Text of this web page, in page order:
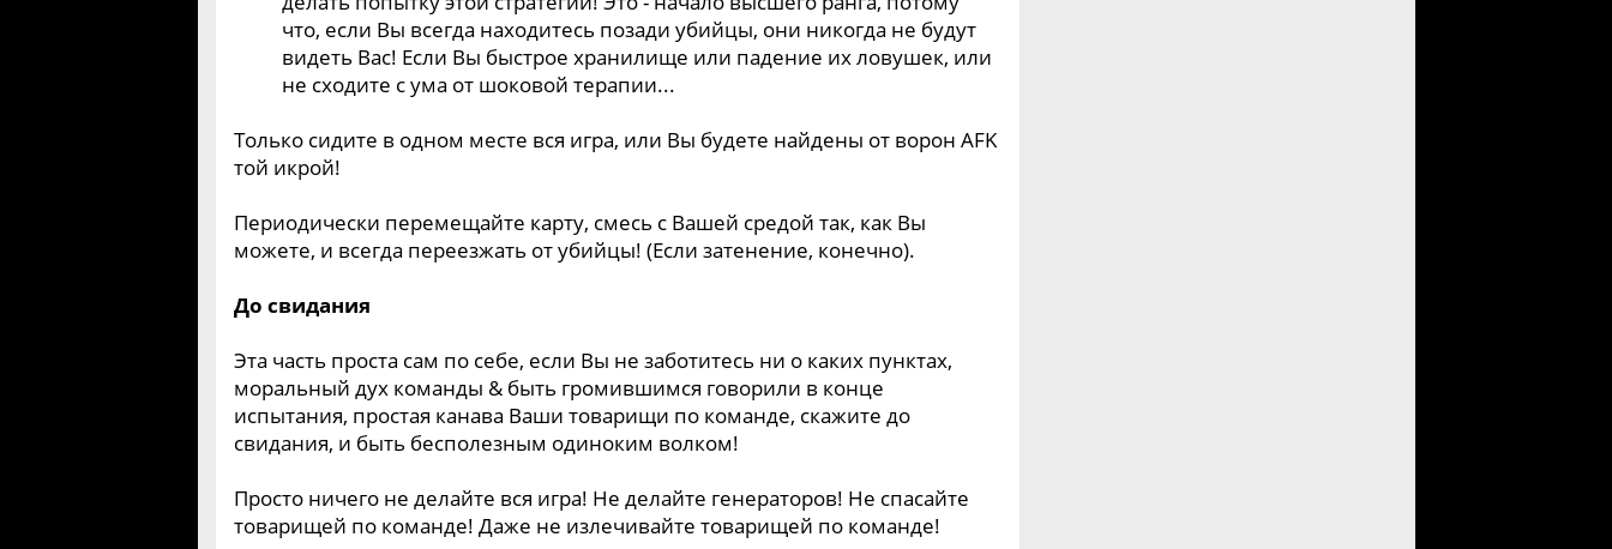
что, если Вы всегда находитесь позади убийцы, они никогда не будут
видеть Вас! Если Вы быстрое хранилище или падение их ловушек, или
не сходите с ума от шоковой терапии...
Только сидите в одном месте вся игра, или Вы будете найдены от ворон AFK
той икрой!
Периодически перемещайте карту, смесь с Вашей средой так, как Вы
можете, и всегда переезжать от убийцы! (Если затенение, конечно).
До свидания
Эта часть проста сам по себе, если Вы не заботитесь ни о каких пунктах,
моральный дух команды & быть громившимся говорили в конце
испытания, простая канава Ваши товарищи по команде, скажите до
свидания, и быть бесполезным одиноким волком!
Просто ничего не делайте вся игра! Не делайте генераторов! Не спасайте
товарищей по команде! Даже не излечивайте товарищей по команде!